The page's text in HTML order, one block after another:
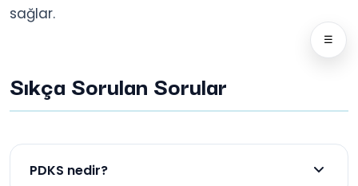
sağlar.
Sıkça Sorulan Sorular
PDKS nedir?
☰